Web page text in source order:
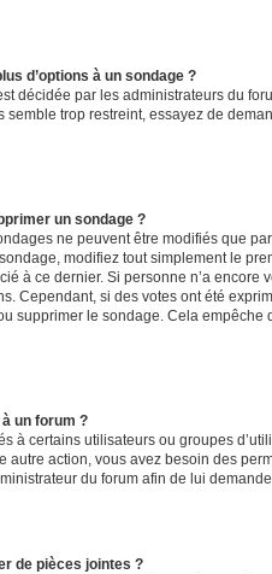
d’options à un sondage ?
décidée par les administrateurs du
trop restreint, essayez de
un sondage ?
ne peuvent être modifiés que
modifiez tout simplement le
à ce dernier. Si personne n’a encore
Cependant, si des votes ont été
supprimer le sondage. Cela empêche
un forum ?
à certains utilisateurs ou groupes
autre action, vous avez besoin des
du forum afin de lui
de pièces jointes ?